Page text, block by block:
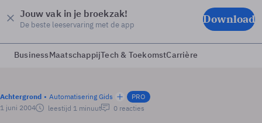
Jouw vak in je broekzak!
De beste leeservaring met de app Download
BusinessMaatschappijTech & ToekomstCarrière
Achtergrond Automatisering Gids
PRO
1 juni 2004
leestijd 1 minuut 0 reacties